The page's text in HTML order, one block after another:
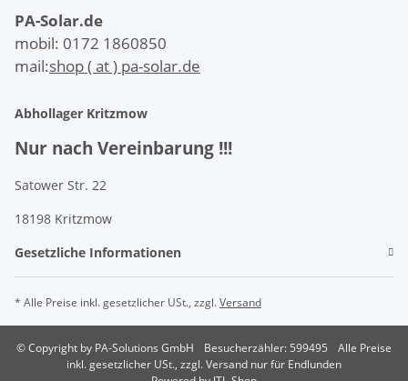
PA-Solar.de
mobil: 0172 1860850
mail:shop ( at ) pa-solar.de
Abhollager Kritzmow
Nur nach Vereinbarung !!!
Satower Str. 22
18198 Kritzmow
Gesetzliche Informationen
* Alle Preise inkl. gesetzlicher USt., zzgl.Versand
© Copyright by PA-Solutions GmbH Besucherzähler: 599495
Alle Preise
inkl. gesetzlicher USt., zzgl. Versand nur für Endlunden